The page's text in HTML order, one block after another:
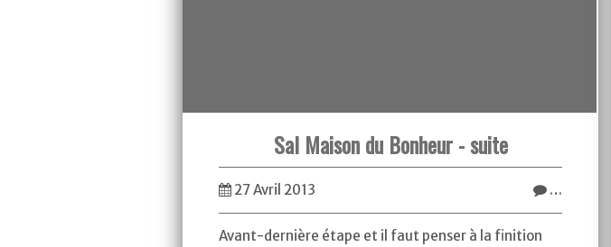
Sal Maison du Bonheur - suite
27 Avril 2013 …
Avant-dernière étape et il faut penser à la finition